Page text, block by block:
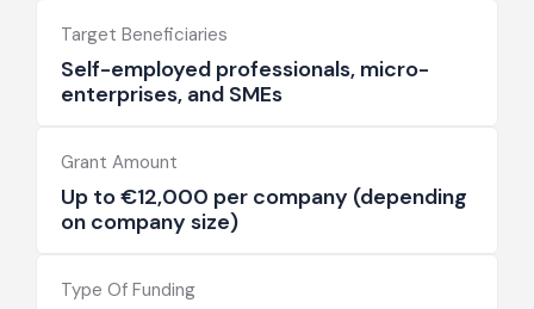
Target Beneficiaries
Self-employed professionals, micro-
enterprises, and SMEs
Grant Amount
Up to €12,000 per company (depending
on company size)
Type Of Funding